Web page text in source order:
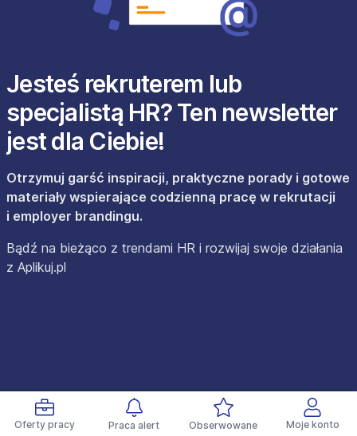
Oferty pracy Praca alert Obserwowane Moje konto
Jesteś rekruterem lub
specjalistą HR? Ten newsletter
jest dla Ciebie!
Otrzymuj garść inspiracji, praktyczne porady i gotowe
materiały wspierające codzienną pracę w rekrutacji
i employer brandingu.
Bądź na bieżąco z trendami HR i rozwijaj swoje działania
z Aplikuj.pl